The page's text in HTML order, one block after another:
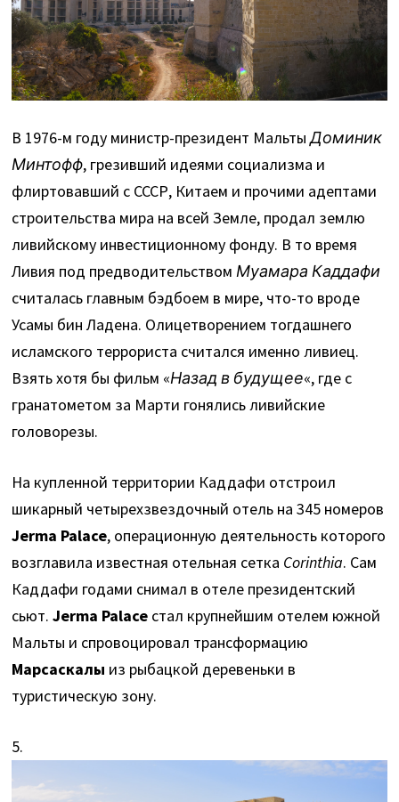
В 1976-м году министр-президент МальтыДоминик
Минтофф, грезивший идеями социализма и
флиртовавший с СССР, Китаем и прочими адептами
строительства мира на всей Земле, продал землю
ливийскому инвестиционному фонду. В то время
Ливия под предводительствомМуамара Каддафи
считалась главным бэдбоем в мире, что-то вроде
Усамы бин Ладена. Олицетворением тогдашнего
исламского террориста считался именно ливиец.
Взять хотя бы фильм «Назад в будущее«, где с
гранатометом за Марти гонялись ливийские
головорезы.
На купленной территории Каддафи отстроил
шикарный четырехзвездочный отель на 345 номеров
Jerma Palace, операционную деятельность которого
возглавила известная отельная сетка Corinthia. Сам
Каддафи годами снимал в отеле президентский
сьют.Jerma Palace стал крупнейшим отелем южной
Мальты и спровоцировал трансформацию
Марсаскалы из рыбацкой деревеньки в
туристическую зону.
5.